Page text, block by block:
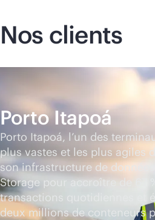
Nos clients
Porto Itapoá
Porto Itapoá, l’un des
plus vastes et les plus agiles
son infrastructure de données
Storage pour accroître de 67
transactions quotidiennes et
deux millions de conteneurs